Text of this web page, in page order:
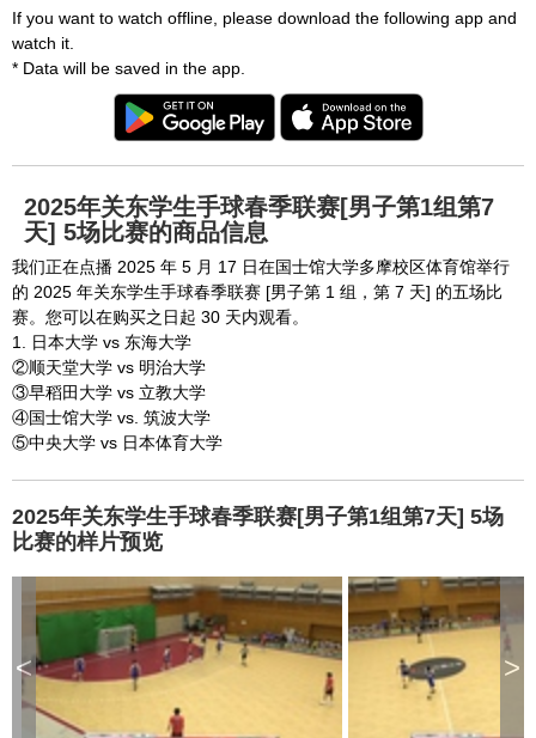
If you want to watch offline, please download the following app and
watch it.
* Data will be saved in the app.
2025年关东学生手球春季联赛[男子第1组第7
天] 5场比赛的商品信息
我们正在点播 2025 年 5 月 17 日在国士馆大学多摩校区体育馆举行
的 2025 年关东学生手球春季联赛 [男子第 1 组，第 7 天] 的五场比
赛。您可以在购买之日起 30 天内观看。
1. 日本大学 vs 东海大学
②顺天堂大学 vs 明治大学
③早稻田大学 vs 立教大学
④国士馆大学 vs. 筑波大学
⑤中央大学 vs 日本体育大学
2025年关东学生手球春季联赛[男子第1组第7天] 5场
比赛的样片预览
< >